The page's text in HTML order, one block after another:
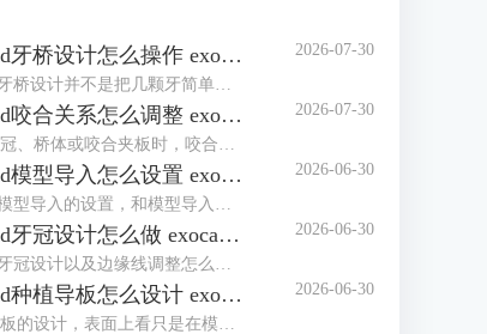
exocad牙桥设计怎么操作 exocad牙桥连接体过薄怎么调整
exocad牙桥设计并不是把几颗牙简单连在一起。边缘线、就位道、桥体位置和连接体强度，少看一项，后面都可能返工。处理“exocad牙桥设计怎么操作exocad牙桥连接体过薄怎么调整”，建议先跟着向导把主体做完整，再单独检查连接体。别一开始就急着修外形，基础位置没定好，越修越乱。
2026-07-30
exocad咬合关系怎么调整 exocad咬合接触过高怎么修正
设计牙冠、桥体或咬合夹板时，咬合面出现大片红色接触区，很多人会直接拿工具往下削。先别急，接触过高不一定只是牙冠做高了，也可能是上下颌扫描配准、牙位或咬合参数出了偏差。弄清exocad咬合关系怎么调整exocad咬合接触过高怎么修正，应先判断问题来源，再决定自动适配还是局部减料。
2026-07-30
exocad模型导入怎么设置 exocad模型导入后咬合关系不对怎么办
exocad模型导入的设置，和模型导入后咬合关系不正确的处理，需要先区分导入的模型属于哪一类别，是上颌、下颌、对颌、咬合记录、蜡型扫描，还是额外扫描件。在exocad DentalCAD中，可以通过Add/Remove Mesh功能加载不同类型的网格对象，例如Antagonist、Extra jaw scan、Bite alignment scan、Bite rim等，软件也支持STL、OBJ、PLY以及开放系统的DCM mesh等格式。
2026-06-30
exocad牙冠设计怎么做 exocad牙冠边缘线怎么调整
exocad牙冠设计以及边缘线调整怎么做，操作者在做单冠、嵌体冠或是种植上部修复的时候都会碰到这些问题，牙冠设计看起来像是软件自己生成一颗牙，其实在这之前要先面对扫描数据、预备体边缘、戴入方向、邻接关系和咬合空间这些条件，边缘线要是没有处理好，后面的内冠参数，边缘密合情况，还有加工出来的结果都会受到影响，所以用exocad做牙冠的时候，操作者不能只盯着外形好不好看，得先把边缘线和戴入方向看稳。
2026-06-30
exocad种植导板怎么设计 exocad种植导板偏移量怎么设置
种植导板的设计，表面上看只是在模型的外面包上一层壳，事实上它还牵扯到扫描数据的匹配、种植体的位置、套环的放置、钻头要走的路径、导板本身该做多厚，以及能不能顺利戴进嘴里这些问题。在exocad里面完成种植导板的设计，还有设置好相关的偏移量，通常的做法是先到exoplan模块里把种植体规划好，再通过Guide Creator工具来生成手术导板，按照官方的说明，Guide Creator就是专门拿来做导板设计的，并且可以把成果用STL文件导出去，交给打印或者切削的设备去加工。
2026-06-30